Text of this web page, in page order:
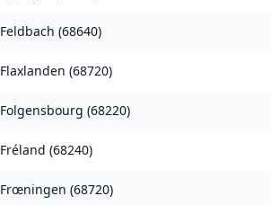
Feldbach (68640)
Flaxlanden (68720)
Folgensbourg (68220)
Fréland (68240)
Frœningen (68720)